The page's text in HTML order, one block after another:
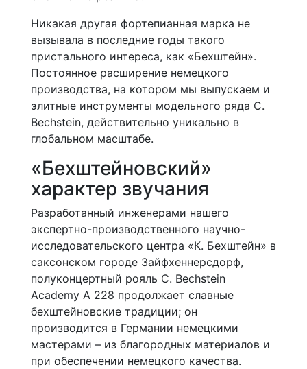
Никакая другая фортепианная марка не
вызывала в последние годы такого
пристального интереса, как «Бехштейн».
Постоянное расширение немецкого
производства, на котором мы выпускаем и
элитные инструменты модельного ряда C.
Bechstein, действительно уникально в
глобальном масштабе.
«Бехштейновский»
характер звучания
Разработанный инженерами нашего
экспертно-производственного научно-
исследовательского центра «К. Бехштейн» в
саксонском городе Зайфхеннерсдорф,
полуконцертный рояль C. Bechstein
Academy A 228 продолжает славные
бехштейновские традиции; он
производится в Германии немецкими
мастерами – из благородных материалов и
при обеспечении немецкого качества.